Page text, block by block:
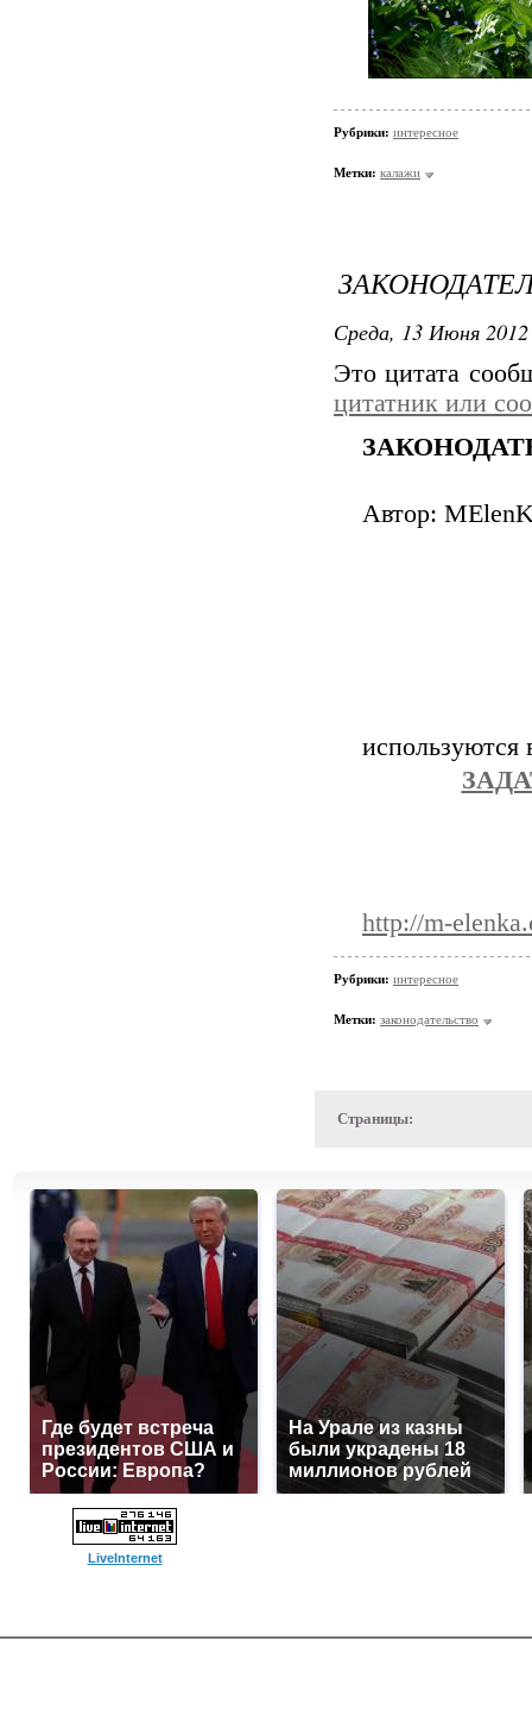
Рубрики: интересное
Метки: калажи
Среда, 13 Июня
Это цитата
цитатник или
Автор:
используются
http://m-
Рубрики: интересное
Метки: законодательство
Страницы:
Где будет встреча
президентов США и
России: Европа?
На Урале из казны
были украдены 18
миллионов рублей
LiveInternet